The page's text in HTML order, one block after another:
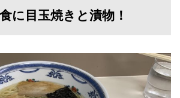
に目玉焼きと漬物！